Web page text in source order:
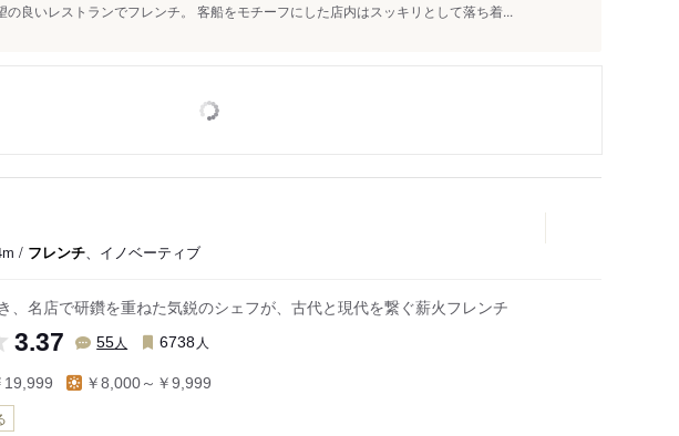
の良いレストランでフレンチ。 客船をモチーフにした店内はスッキリとして落ち着...
/ フレンチ、イノベーティブ
、名店で研鑽を重ねた気鋭のシェフが、古代と現代を繋ぐ薪火フレンチ
3.37 55人 6738 人
19,999 ￥8,000～￥9,999